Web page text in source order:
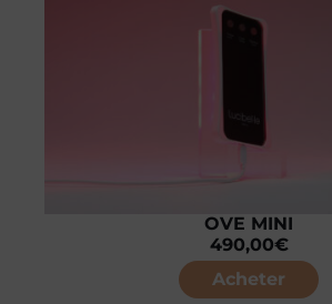
OVE MINI
490,00€
Acheter